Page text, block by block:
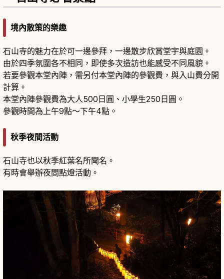
境內散策的樂趣
石山寺的魅力在於可一邊參拜，一邊散步欣賞堂宇與庭園。
由於四季氛圍各不相同，即使多次造訪也能感受不同風貌。
若要參觀本堂內陣，需另付本堂內陣的參觀費，與入山費分開
計算。
本堂內陣參觀費為大人500日圓、小學生250日圓。
參觀時間為上午9點～下午4點。
秋季夜間活動
石山寺也以秋季紅葉名所聞名。
有時會舉辦夜間點燈活動。